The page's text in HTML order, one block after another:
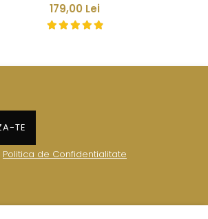
179,00 Lei
Politica de Confidentialitate